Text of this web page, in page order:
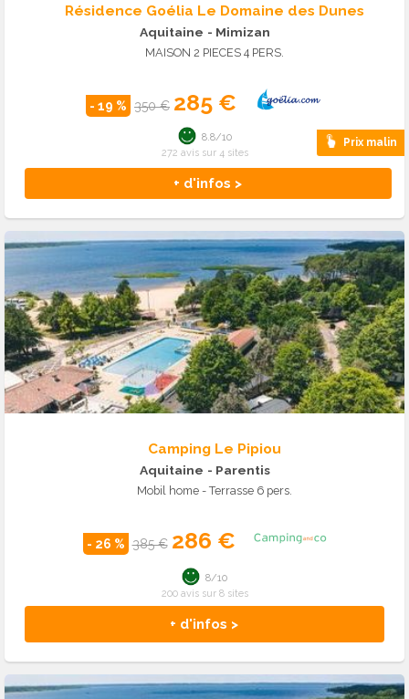
Résidence Goélia Le Domaine des Dunes
Aquitaine - Mimizan
MAISON 2 PIECES 4 PERS.
- 19 % 350 € 285 €
Prix malin
+ d'infos >
8.8/10
272 avis sur 4 sites
Camping Le Pipiou
Aquitaine - Parentis
Mobil home - Terrasse 6 pers.
- 26 % 385 € 286 €
+ d'infos >
8/10
200 avis sur 8 sites